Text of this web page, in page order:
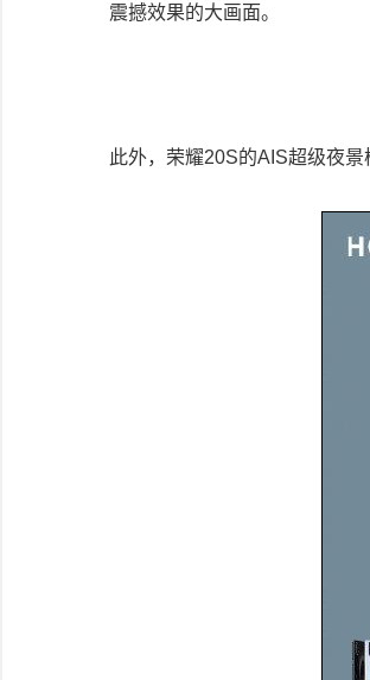
震撼效果的大画面。
此外，荣耀20S的AIS超级夜